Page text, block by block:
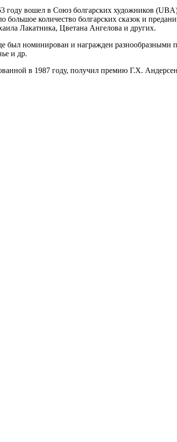
вошел в Союз болгарских художников
количество болгарских сказок и
Лакатника, Цветана Ангелова и других.
номинирован и награжден разнообразными
и др.
в 1987 году, получил премию Г.Х.